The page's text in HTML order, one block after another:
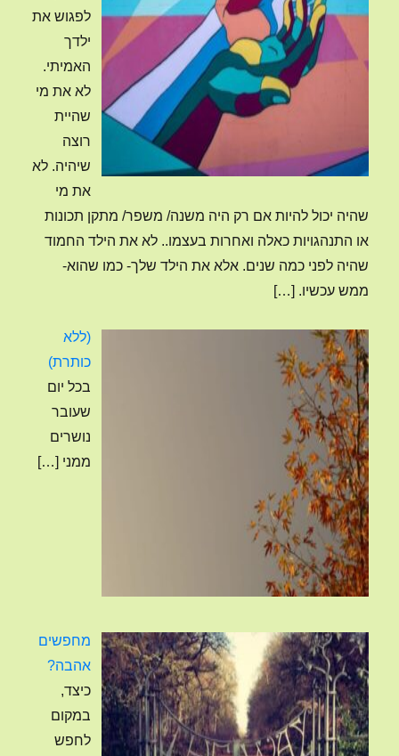
לפגוש את
ילדך
האמיתי.
לא את מי
שהיית
רוצה
שיהיה. לא
את מי
שהיה יכול להיות אם רק היה משנה/ משפר/ מתקן תכונות
או התנהגויות כאלה ואחרות בעצמו.. לא את הילד החמוד
שהיה לפני כמה שנים. אלא את הילד שלך- כמו שהוא-
ממש עכשיו. […]
(ללא
כותרת)
4120בכל יום
שעובר
נושרים
ממני […]
מחפשים
אהבה?
כיצד,
במקום
לחפש